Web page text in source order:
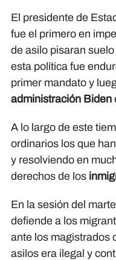
El presidente de
fue el primero en
de asilo pisaran
esta política fue
primer mandato y
administración Biden
A lo largo de este
ordinarios los que
y resolviendo en
derechos de los
En la sesión del
defiende a los
ante los magistrados
asilos era ilegal y